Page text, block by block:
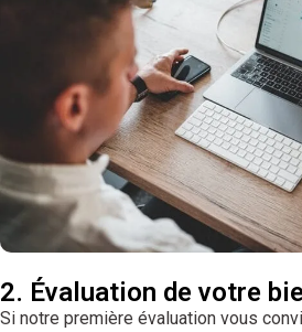
2. Évaluation de votre
Si notre première évaluation vous